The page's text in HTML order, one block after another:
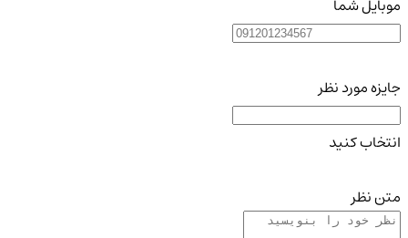
موبایل شما
جایزه مورد نظر
انتخاب کنید
متن نظر